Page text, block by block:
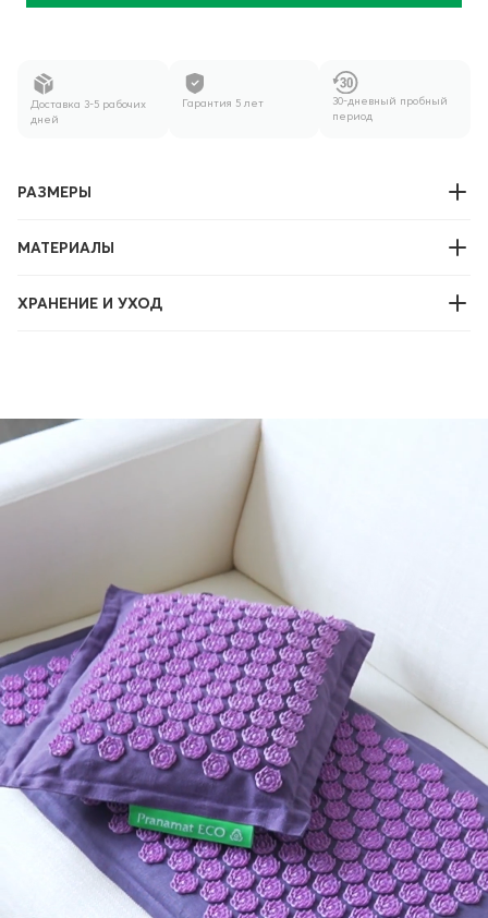
Доставка 3-5 рабочих
дней
Гарантия 5 лет
30-дневный пробный
период
РАЗМЕРЫ
МАТЕРИАЛЫ
ХРАНЕНИЕ И УХОД